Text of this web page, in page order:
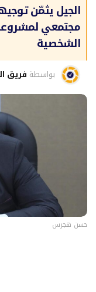
الجيل يثمّن
مجتمعي
الشخصية
بواسطة فريق
حسن هجرس